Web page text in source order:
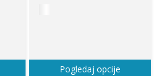
Pogledaj opcije